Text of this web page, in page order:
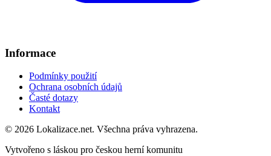
Informace
Podmínky použití
Ochrana osobních údajů
Časté dotazy
Kontakt
© 2026 Lokalizace.net. Všechna práva vyhrazena.
Vytvořeno s láskou pro českou herní komunitu